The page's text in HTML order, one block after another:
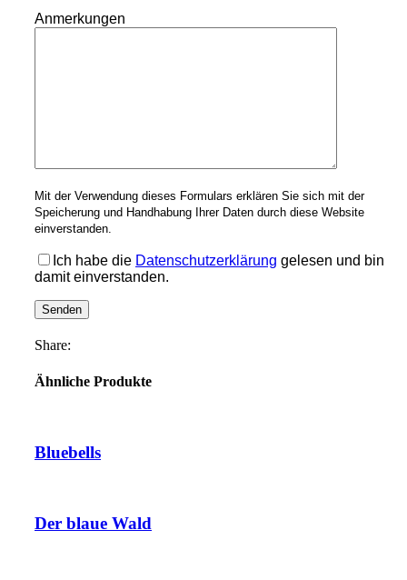
Anmerkungen
Mit der Verwendung dieses Formulars erklären Sie sich mit der
Speicherung und Handhabung Ihrer Daten durch diese Website
einverstanden.
Ich habe die Datenschutzerklärung gelesen und bin
damit einverstanden.
Share:
Ähnliche Produkte
Bluebells
Der blaue Wald